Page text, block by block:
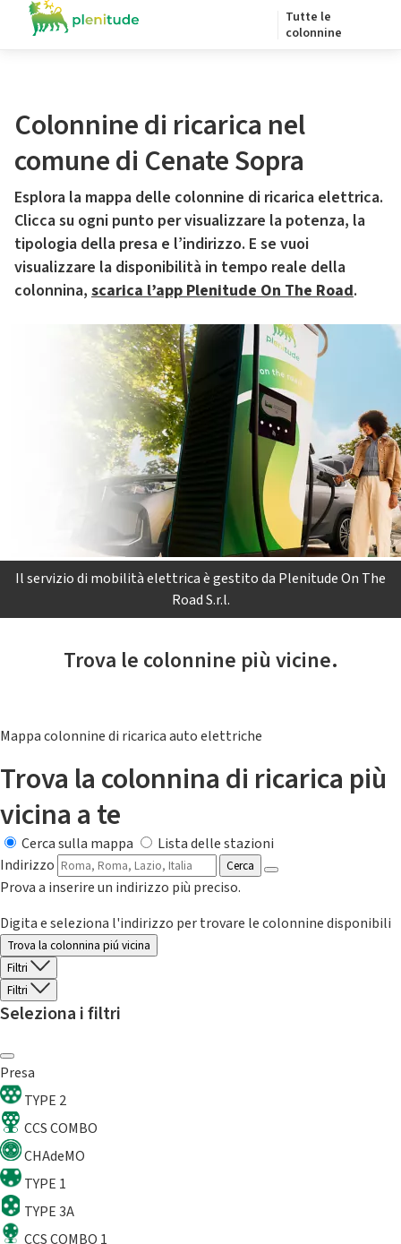
Tutte le
colonnine
Colonnine di ricarica nel
comune di Cenate Sopra
Esplora la mappa delle colonnine di ricarica elettrica.
Clicca su ogni punto per visualizzare la potenza, la
tipologia della presa e l’indirizzo. E se vuoi
visualizzare la disponibilità in tempo reale della
colonnina, scarica l’app Plenitude On The Road.
Il servizio di mobilità elettrica è gestito da Plenitude On The
Road S.r.l.
Trova le colonnine più vicine.
Mappa colonnine di ricarica auto elettriche
Trova la colonnina di ricarica più
vicina a te
Cerca sulla mappa
Lista delle stazioni
Indirizzo
Cerca
Prova a inserire un indirizzo più preciso.
Digita e seleziona l'indirizzo per trovare le colonnine disponibili
Trova la colonnina piú vicina
Filtri
Filtri
Seleziona i filtri
Presa
TYPE 2
CCS COMBO
CHAdeMO
TYPE 1
TYPE 3A
CCS COMBO 1